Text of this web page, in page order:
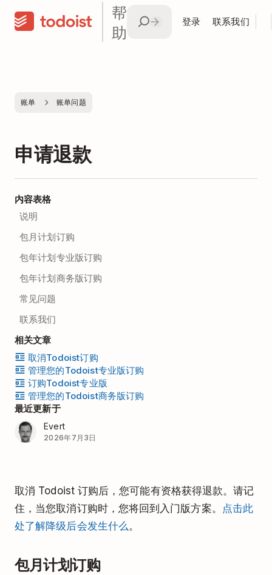
帮
助
登录 联系我们
账单 账单问题
申请退款
内容表格
说明
包月计划订购
包年计划专业版订购
包年计划商务版订购
常见问题
联系我们
相关文章
取消Todoist订购
管理您的Todoist专业版订购
订购Todoist专业版
管理您的Todoist商务版订购
最近更新于
Evert
2026年7月3日
取消 Todoist 订购后，您可能有资格获得退款。请记
住，当您取消订购时，您将回到入门版方案。
点击此
处了解降级后会发生什么。
包月计划订购